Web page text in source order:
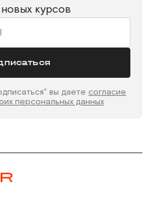
новых курсов
вы даете согласие
персональных данных